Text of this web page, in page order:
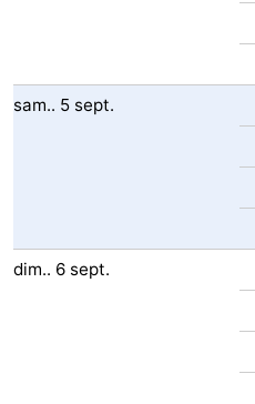
sam.. 5 sept.
dim.. 6 sept.